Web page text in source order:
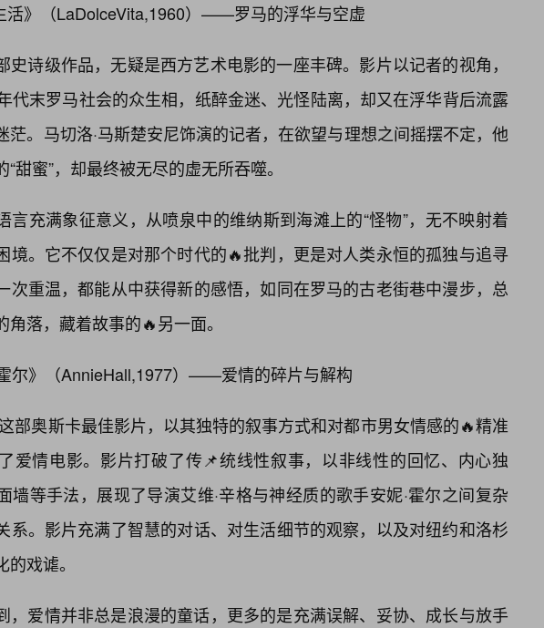
活》（LaDolceVita,1960）——罗马的浮华与空虚
史诗级作品，无疑是西方艺术电影的一座丰碑。影片以记者的视角，
代末罗马社会的众生相，纸醉金迷、光怪陆离，却又在浮华背后流露
茫。马切洛·马斯楚安尼饰演的记者，在欲望与理想之间摇摆不定，他
甜蜜”，却最终被无尽的虚无所吞噬。
言充满象征意义，从喷泉中的维纳斯到海滩上的“怪物”，无不映射着
境。它不仅仅是对那个时代的🔥批判，更是对人类永恒的孤独与追寻
次重温，都能从中获得新的感悟，如同在罗马的古老街巷中漫步，总
落，藏着故事的🔥另一面。
尔》（AnnieHall,1977）——爱情的碎片与解构
部奥斯卡最佳影片，以其独特的叙事方式和对都市男女情感的🔥精准
爱情电影。影片打破了传📌统线性叙事，以非线性的回忆、内心独
墙等手法，展现了导演艾维·辛格与神经质的歌手安妮·霍尔之间复杂
系。影片充满了智慧的对话、对生活细节的观察，以及对纽约和洛杉
戏谑。
，爱情并非总是浪漫的童话，更多的是充满误解、妥协、成长与放手